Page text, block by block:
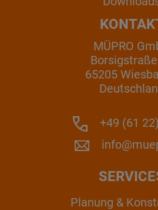
MÜPRO
65205
+49 (61
Planung &